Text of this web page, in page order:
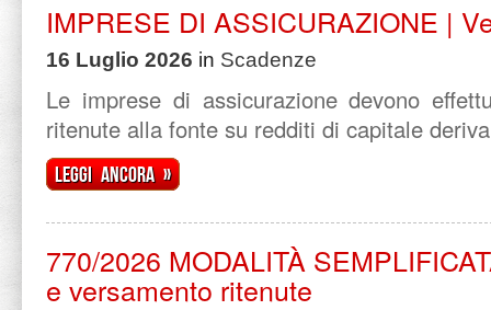
IMPRESE DI ASSICURAZIONE |
16 Luglio 2026 in Scadenze
Le imprese di assicurazione devono
ritenute alla fonte su redditi di capitale
Leggi ancora »
770/2026 MODALITÀ
e versamento ritenute